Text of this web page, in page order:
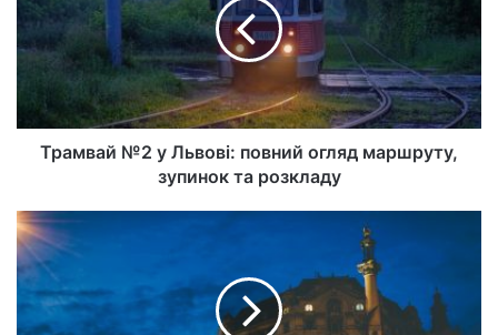
Трамвай №2 у Львові: повний огляд маршруту,
зупинок та розкладу